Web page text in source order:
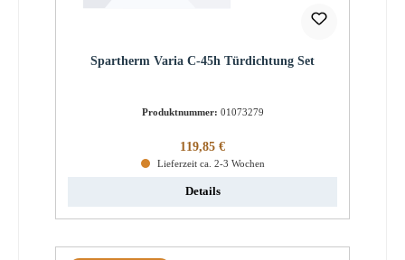
Spartherm Varia C-45h Türdichtung Set
Produktnummer: 01073279
Regulärer Preis:
119,85 €
Lieferzeit ca. 2-3 Wochen
Details